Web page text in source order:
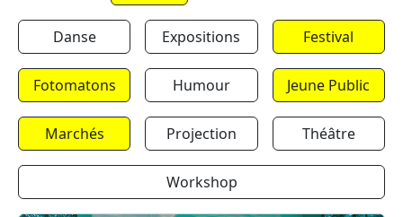
Danse Expositions Festival
Fotomatons Humour Jeune Public
Marchés Projection Théâtre
Workshop